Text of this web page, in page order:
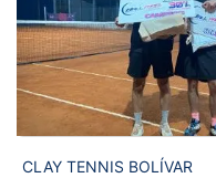
CLAY TENNIS BOLÍVAR